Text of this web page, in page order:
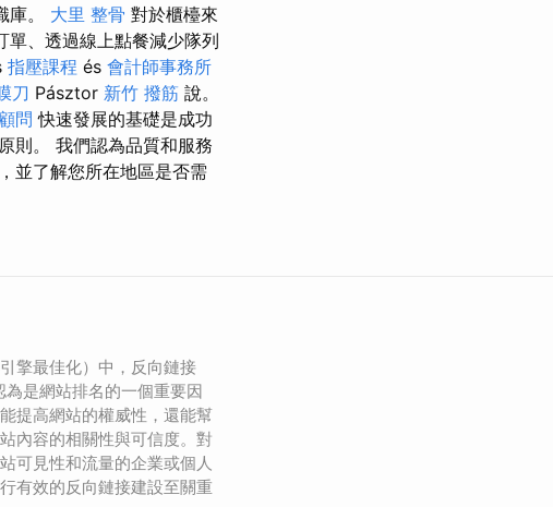
庫。 大里 整骨 對於櫃檯來
單、透過線上點餐減少隊列
指壓課程 és 會計師事務所
刀 Pásztor 新竹 撥筋 說。
問 快速發展的基礎是成功
則。 我們認為品質和服務
並了解您所在地區是否需
擎最佳化）中，反向鏈接
為是網站排名的一個重要因
提高網站的權威性，還能幫
內容的相關性與可信度。對
可見性和流量的企業或個人
有效的反向鏈接建設至關重